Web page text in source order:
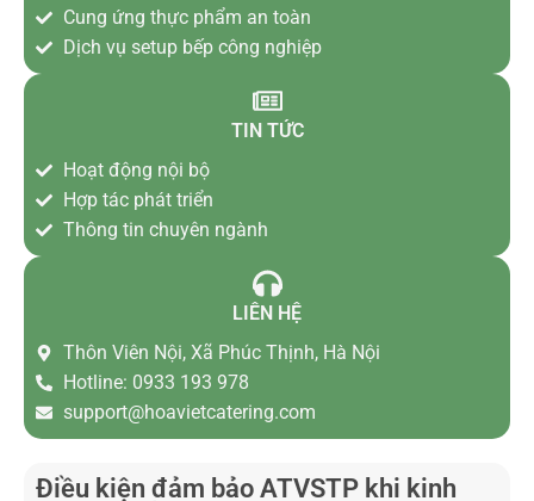
Cung ứng thực phẩm an toàn
Dịch vụ setup bếp công nghiệp
TIN TỨC
Hoạt động nội bộ
Hợp tác phát triển
Thông tin chuyên ngành
LIÊN HỆ
Thôn Viên Nội, Xã Phúc Thịnh, Hà Nội
Hotline: 0933 193 978
support@hoavietcatering.com
Điều kiện đảm bảo ATVSTP khi kinh